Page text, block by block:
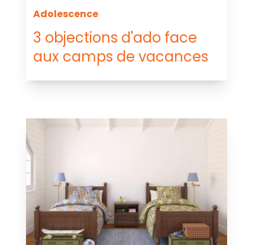
Adolescence
3 objections d'ado face
aux camps de vacances